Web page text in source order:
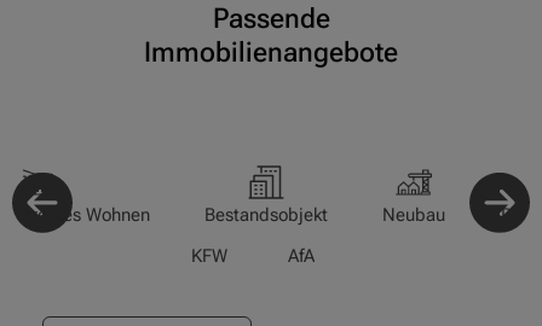
Passende
Immobilienangebote
Wohnen Bestandsobjekt Neubau
KFW
AfA